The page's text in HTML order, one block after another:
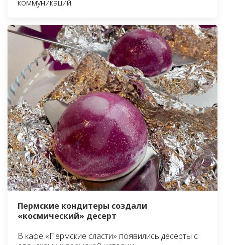
коммуникаций
Пермские кондитеры создали
«космический» десерт
В кафе «Пермские сласти» появились десерты с